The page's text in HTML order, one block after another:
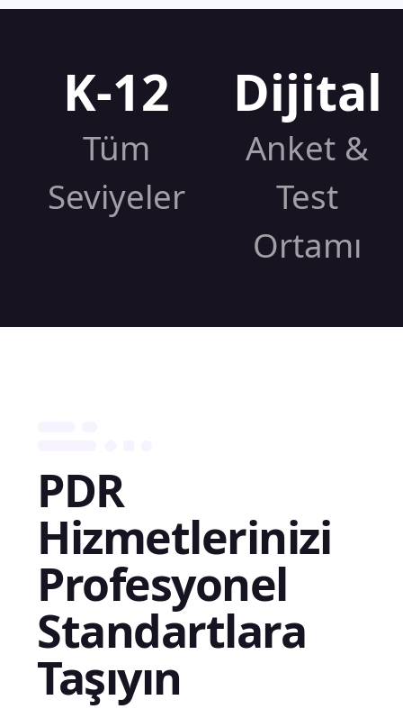
K-12
Tüm
Seviyeler
Dijital
Anket &
Test
Ortamı
PDR
Hizmetlerinizi
Profesyonel
Standartlara
Taşıyın